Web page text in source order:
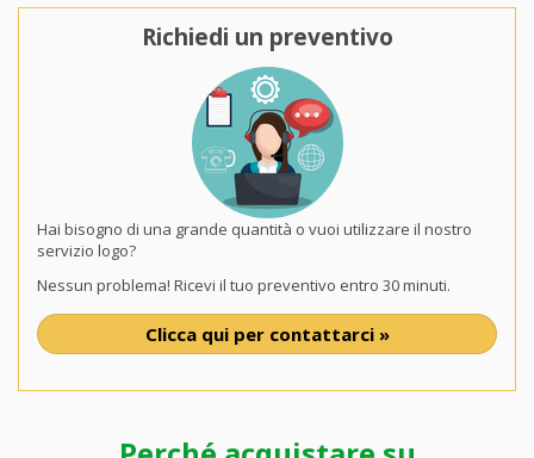
Richiedi un preventivo
Hai bisogno di una grande quantità o vuoi utilizzare il nostro
servizio logo?
Nessun problema! Ricevi il tuo preventivo entro 30 minuti.
Clicca qui per contattarci »